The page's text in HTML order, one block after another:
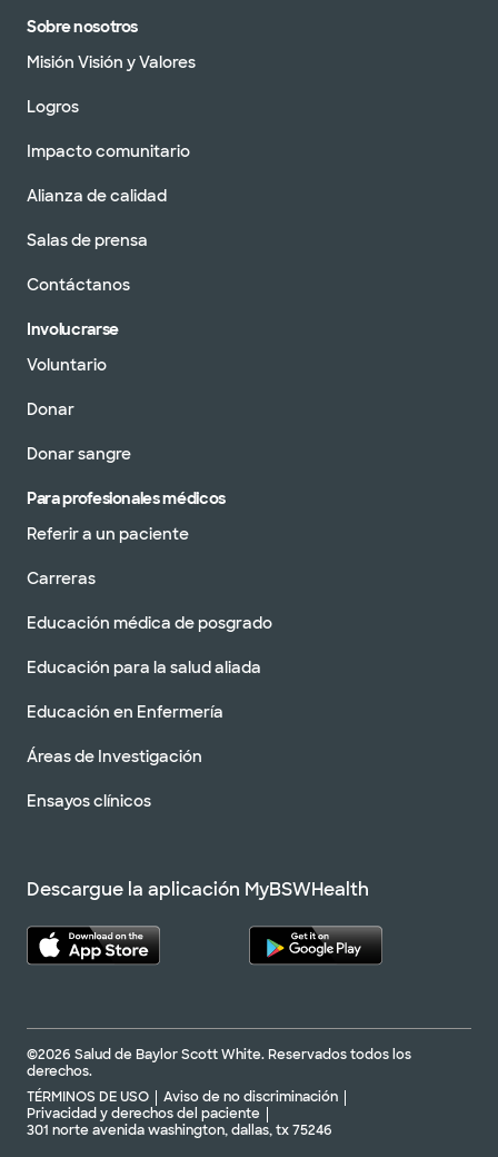
Sobre nosotros
Misión Visión y Valores
Logros
Impacto comunitario
Alianza de calidad
Salas de prensa
Contáctanos
Involucrarse
Voluntario
Donar
Donar sangre
Para profesionales médicos
Referir a un paciente
Carreras
Educación médica de posgrado
Educación para la salud aliada
Educación en Enfermería
Áreas de Investigación
Ensayos clínicos
Descargue la aplicación MyBSWHealth
©2026 Salud de Baylor Scott White. Reservados todos los
derechos.
TÉRMINOS DE USO
Aviso de no discriminación
Privacidad y derechos del paciente
301 norte avenida washington, dallas, tx 75246